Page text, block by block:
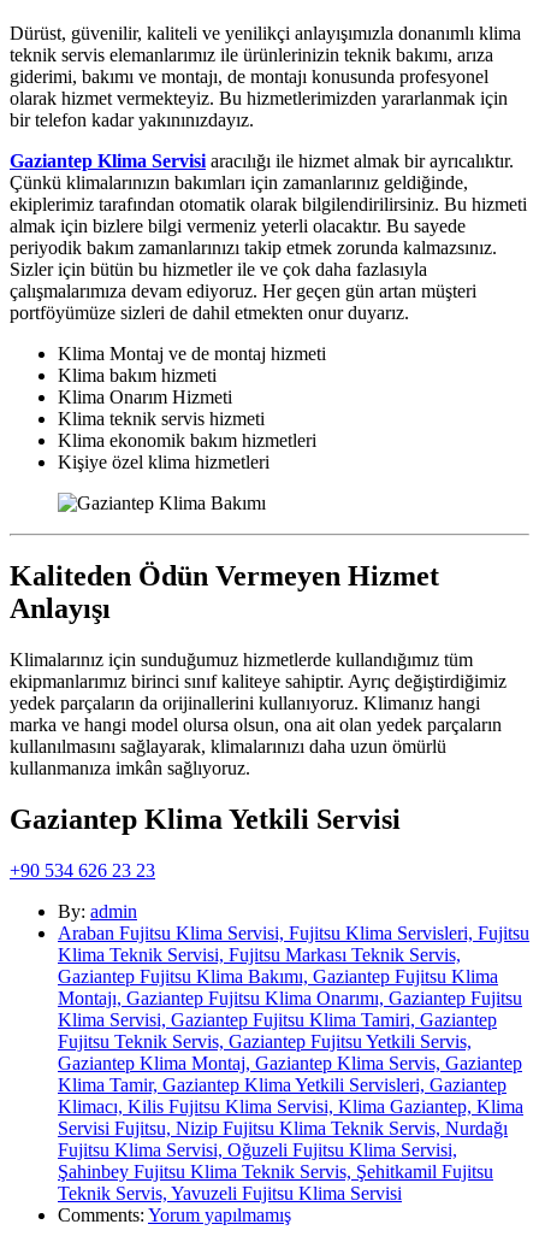
Dürüst, güvenilir, kaliteli ve yenilikçi anlayışımızla donanımlı klima
teknik servis elemanlarımız ile ürünlerinizin teknik bakımı, arıza
giderimi, bakımı ve montajı, de montajı konusunda profesyonel
olarak hizmet vermekteyiz. Bu hizmetlerimizden yararlanmak için
bir telefon kadar yakınınızdayız.
Gaziantep Klima Servisi aracılığı ile hizmet almak bir ayrıcalıktır.
Çünkü klimalarınızın bakımları için zamanlarınız geldiğinde,
ekiplerimiz tarafından otomatik olarak bilgilendirilirsiniz. Bu hizmeti
almak için bizlere bilgi vermeniz yeterli olacaktır. Bu sayede
periyodik bakım zamanlarınızı takip etmek zorunda kalmazsınız.
Sizler için bütün bu hizmetler ile ve çok daha fazlasıyla
çalışmalarımıza devam ediyoruz. Her geçen gün artan müşteri
portföyümüze sizleri de dahil etmekten onur duyarız.
Klima Montaj ve de montaj hizmeti
Klima bakım hizmeti
Klima Onarım Hizmeti
Klima teknik servis hizmeti
Klima ekonomik bakım hizmetleri
Kişiye özel klima hizmetleri
Kaliteden Ödün Vermeyen Hizmet
Anlayışı
Klimalarınız için sunduğumuz hizmetlerde kullandığımız tüm
ekipmanlarımız birinci sınıf kaliteye sahiptir. Ayrıç değiştirdiğimiz
yedek parçaların da orijinallerini kullanıyoruz. Klimanız hangi
marka ve hangi model olursa olsun, ona ait olan yedek parçaların
kullanılmasını sağlayarak, klimalarınızı daha uzun ömürlü
kullanmanıza imkân sağlıyoruz.
Gaziantep Klima Yetkili Servisi
+90 534 626 23 23
By: admin
Araban Fujitsu Klima Servisi, Fujitsu Klima Servisleri, Fujitsu
Klima Teknik Servisi, Fujitsu Markası Teknik Servis,
Gaziantep Fujitsu Klima Bakımı, Gaziantep Fujitsu Klima
Montajı, Gaziantep Fujitsu Klima Onarımı, Gaziantep Fujitsu
Klima Servisi, Gaziantep Fujitsu Klima Tamiri, Gaziantep
Fujitsu Teknik Servis, Gaziantep Fujitsu Yetkili Servis,
Gaziantep Klima Montaj, Gaziantep Klima Servis, Gaziantep
Klima Tamir, Gaziantep Klima Yetkili Servisleri, Gaziantep
Klimacı, Kilis Fujitsu Klima Servisi, Klima Gaziantep, Klima
Servisi Fujitsu, Nizip Fujitsu Klima Teknik Servis, Nurdağı
Fujitsu Klima Servisi, Oğuzeli Fujitsu Klima Servisi,
Şahinbey Fujitsu Klima Teknik Servis, Şehitkamil Fujitsu
Teknik Servis, Yavuzeli Fujitsu Klima Servisi
Comments: Yorum yapılmamış